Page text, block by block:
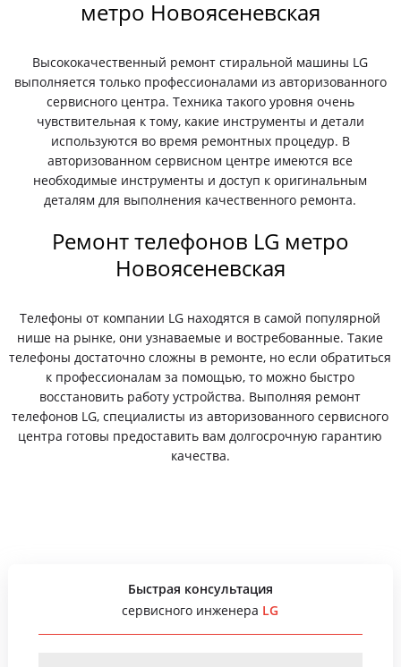
метро Новоясеневская
Высококачественный ремонт стиральной машины LG
выполняется только профессионалами из авторизованного
сервисного центра. Техника такого уровня очень
чувствительная к тому, какие инструменты и детали
используются во время ремонтных процедур. В
авторизованном сервисном центре имеются все
необходимые инструменты и доступ к оригинальным
деталям для выполнения качественного ремонта.
Ремонт телефонов LG метро
Новоясеневская
Телефоны от компании LG находятся в самой популярной
нише на рынке, они узнаваемые и востребованные. Такие
телефоны достаточно сложны в ремонте, но если обратиться
к профессионалам за помощью, то можно быстро
восстановить работу устройства. Выполняя ремонт
телефонов LG, специалисты из авторизованного сервисного
центра готовы предоставить вам долгосрочную гарантию
качества.
Быстрая консультация
сервисного инженера LG